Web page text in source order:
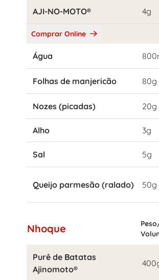
AJI-NO-MOTO® 4g
Comprar Online
Água
Folhas de manjericão
80g
Nozes (picadas)
20g
Alho
3g
Sal 5g
Queijo parmesão (ralado) 50g
Nhoque
Purê de Batatas
Ajinomoto®